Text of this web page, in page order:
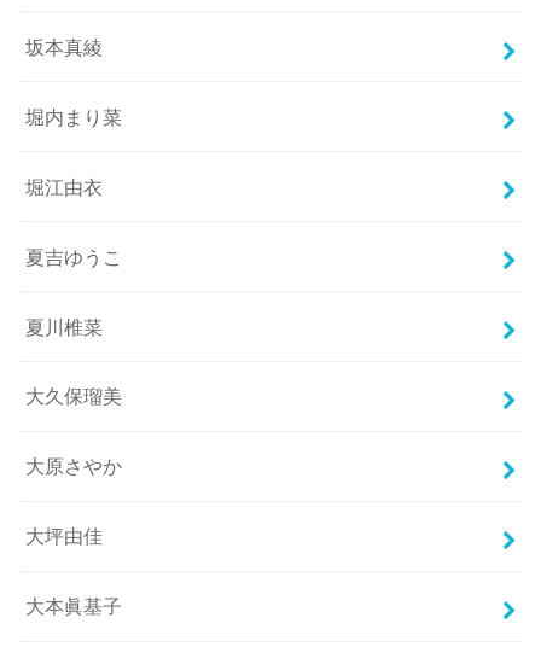
坂本真綾
堀内まり菜
堀江由衣
夏吉ゆうこ
夏川椎菜
大久保瑠美
大原さやか
大坪由佳
大本眞基子